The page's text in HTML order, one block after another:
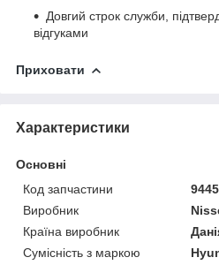
Довгий строк служби,
відгуками
Приховати
Характеристики
Основні
Код запчастини
Виробник
Країна виробник
Сумісність з маркою